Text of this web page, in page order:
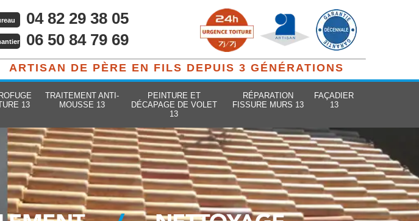
04 82 29 38 05
06 50 84 79 69
ARTISAN DE PÈRE EN FILS DEPUIS 3 GÉNÉRATIONS
13
TRAITEMENT ANTI-
MOUSSE 13
PEINTURE ET
DÉCAPAGE DE VOLET
13
RÉPARATION
FISSURE MURS 13
FAÇADIER
13